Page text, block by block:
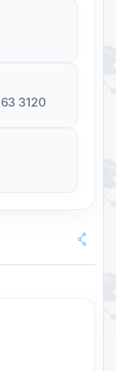
3120